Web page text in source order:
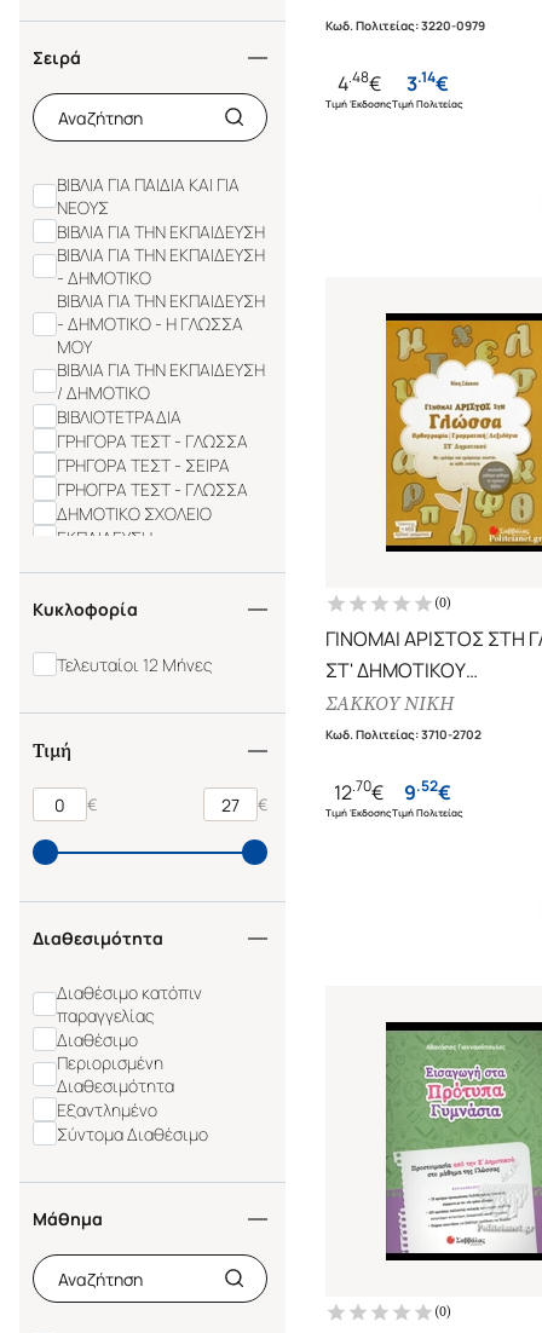
ΓΕΡΑΜΑΝΗ ΑΣΗΜΙΝΑ
ΓΕΩΡΓΑΛΑ ΕΙΡΗΝΗ
ΓΙΑΝΝΑΚΟΠΟΥΛΟΣ
ΑΘΑΝΑΣΙΟΣ
ΓΙΑΝΝΑΚΟΠΟΥΛΟΣ Κ.
ΓΙΑΝΝΗΣ
Σειρά
ΒΙΒΛΙΑ ΓΙΑ ΠΑΙΔΙΑ ΚΑΙ ΓΙΑ
ΝΕΟΥΣ
ΒΙΒΛΙΑ ΓΙΑ ΤΗΝ ΕΚΠΑΙΔΕΥΣΗ
ΒΙΒΛΙΑ ΓΙΑ ΤΗΝ ΕΚΠΑΙΔΕΥΣΗ
- ΔΗΜΟΤΙΚΟ
ΒΙΒΛΙΑ ΓΙΑ ΤΗΝ ΕΚΠΑΙΔΕΥΣΗ
- ΔΗΜΟΤΙΚΟ - Η ΓΛΩΣΣΑ
ΜΟΥ
ΒΙΒΛΙΑ ΓΙΑ ΤΗΝ ΕΚΠΑΙΔΕΥΣΗ
/ ΔΗΜΟΤΙΚΟ
ΒΙΒΛΙΟΤΕΤΡΑΔΙΑ
ΓΡΗΓΟΡΑ ΤΕΣΤ - ΓΛΩΣΣΑ
ΓΡΗΓΟΡΑ ΤΕΣΤ - ΣΕΙΡΑ
ΓΡΗΟΓΡΑ ΤΕΣΤ - ΓΛΩΣΣΑ
ΔΗΜΟΤΙΚΟ ΣΧΟΛΕΙΟ
ΕΚΠΑΙΔΕΥΣΗ
ΕΚΠΑΙΔΕΥΤΙΚΑ ΒΙΒΛΙΑ
ΔΗΜΟΤΙΚΟ
ΜΑΘΑΙΝΩ ΚΑΙ ΕΞΑΣΚΟΥΜΑΙ
ΓΡΑΦΟΥΛΑ ΣΤΗ ΔΕΥΤΕΡΑ
Ο ΓΡΑΦΟΥΛΗΣ ΚΑΙ Η
ΓΡΑΦΟΥΛΑ ΣΤΗΝ ΠΡΩΤΗ
ΤΑΞΗ!
Ο ΓΡΑΦΟΥΛΗΣ ΚΑΚΙ Η
Κυκλοφορία
Τελευταίοι 12 Μήνες
Τιμή
€ €
Διαθεσιμότητα
Διαθέσιμο κατόπιν
παραγγελίας
Διαθέσιμο
Περιορισμένη
Διαθεσιμότητα
Εξαντλημένο
Σύντομα Διαθέσιμο
Μάθημα
ΧΡΟΝΟ ΒΑΣΙΣΜΕΝΟ ΣΤΟ
ΤΟΥ ΔΗΜΟΤΙΚΟΥ «Η
ΜΟΥ» - ΓΡΑΜΜΑΤΑ,
Κωδ. Πολιτείας:3220-0979
4.48€
Τιμή Έκδοσης
3.14€
Τιμή Πολιτείας
(0)
ΓΙΝΟΜΑΙ ΑΡΙΣΤΟΣ ΣΤΗ
ΣΤ' ΔΗΜΟΤΙΚΟΥ
ΟΡΘΟΓΡΑΦΙΑ,
ΛΕΞΙΛΟΓΙΟ
ΣΑΚΚΟΥ ΝΙΚΗ
Κωδ. Πολιτείας:3710-2702
12.70€
Τιμή Έκδοσης
9.52€
Τιμή Πολιτείας
(0)